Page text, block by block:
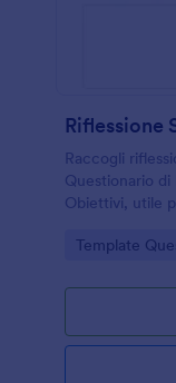
Raccogli
Questionario di
Obiettivi, utile
Go to
Template